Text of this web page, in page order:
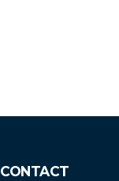
CONTACT